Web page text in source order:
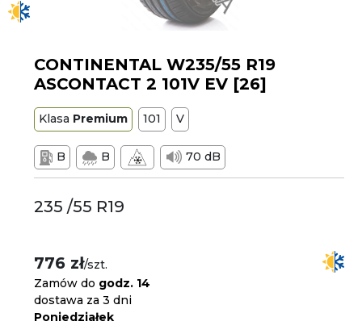
CONTINENTAL W235/55 R19
ASCONTACT 2 101V EV [26]
Klasa Premium 101 V
B B 70 dB
235 /55 R19
776 zł/szt.
Zamów do godz. 14
dostawa za 3 dni
Poniedziałek